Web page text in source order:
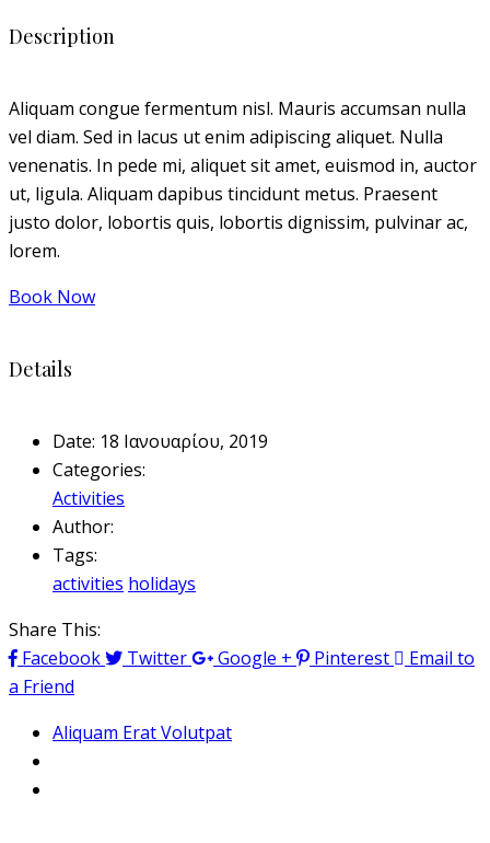
Description
Aliquam congue fermentum nisl. Mauris accumsan nulla
vel diam. Sed in lacus ut enim adipiscing aliquet. Nulla
venenatis. In pede mi, aliquet sit amet, euismod in, auctor
ut, ligula. Aliquam dapibus tincidunt metus. Praesent
justo dolor, lobortis quis, lobortis dignissim, pulvinar ac,
lorem.
Book Now
Details
Date: 18 Ιανουαρίου, 2019
Categories:
Activities
Author:
Tags:
activities holidays
Share This:
Facebook
Twitter Google + Pinterest
Email to
a Friend
Aliquam Erat Volutpat